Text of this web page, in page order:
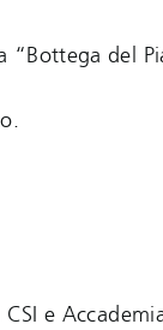
“Bottega del
e